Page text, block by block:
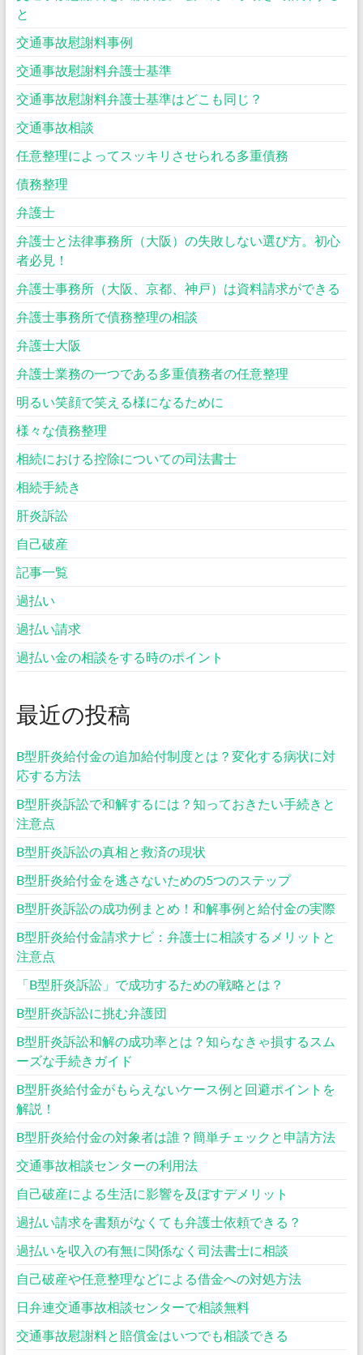
と
交通事故慰謝料事例
交通事故慰謝料弁護士基準
交通事故慰謝料弁護士基準はどこも同じ？
交通事故相談
任意整理によってスッキリさせられる多重債務
債務整理
弁護士
弁護士と法律事務所（大阪）の失敗しない選び方。初心
者必見！
弁護士事務所（大阪、京都、神戸）は資料請求ができる
弁護士事務所で債務整理の相談
弁護士大阪
弁護士業務の一つである多重債務者の任意整理
明るい笑顔で笑える様になるために
様々な債務整理
相続における控除についての司法書士
相続手続き
肝炎訴訟
自己破産
記事一覧
過払い
過払い請求
過払い金の相談をする時のポイント
最近の投稿
B型肝炎給付金の追加給付制度とは？変化する病状に対
応する方法
B型肝炎訴訟で和解するには？知っておきたい手続きと
注意点
B型肝炎訴訟の真相と救済の現状
B型肝炎給付金を逃さないための5つのステップ
B型肝炎訴訟の成功例まとめ！和解事例と給付金の実際
B型肝炎給付金請求ナビ：弁護士に相談するメリットと
注意点
「B型肝炎訴訟」で成功するための戦略とは？
B型肝炎訴訟に挑む弁護団
B型肝炎訴訟和解の成功率とは？知らなきゃ損するスム
ーズな手続きガイド
B型肝炎給付金がもらえないケース例と回避ポイントを
解説！
B型肝炎給付金の対象者は誰？簡単チェックと申請方法
交通事故相談センターの利用法
自己破産による生活に影響を及ぼすデメリット
過払い請求を書類がなくても弁護士依頼できる？
過払いを収入の有無に関係なく司法書士に相談
自己破産や任意整理などによる借金への対処方法
日弁連交通事故相談センターで相談無料
交通事故慰謝料と賠償金はいつでも相談できる